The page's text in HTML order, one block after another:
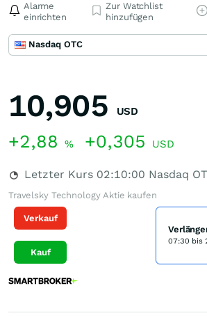
Alarme
einrichten
Zur Watchlist
hinzufügen
Nasdaq OTC
10,905 USD
+2,88 % +0,305 USD
Letzter Kurs 02:10:00 Nasdaq
Travelsky Technology Aktie kaufen
Verkauf
Kauf
07:30 bis